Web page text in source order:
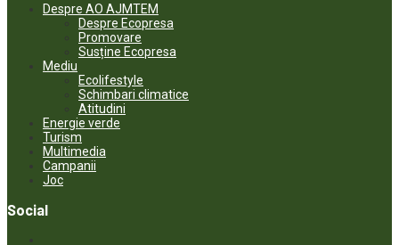
Despre AO AJMTEM
Despre Ecopresa
Promovare
Susține Ecopresa
Mediu
Ecolifestyle
Schimbari climatice
Atitudini
Energie verde
Turism
Multimedia
Campanii
Joc
Social